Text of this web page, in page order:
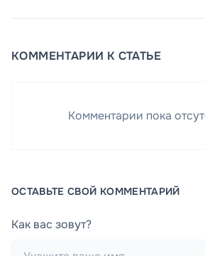
КОММЕНТАРИИ К СТАТЬЕ
Комментарии пока
ОСТАВЬТЕ СВОЙ КОММЕНТАРИЙ
Как вас зовут?